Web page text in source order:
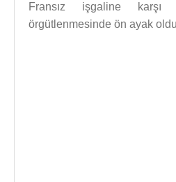
Fransız işgaline karşı
örgütlenmesinde ön ayak oldu